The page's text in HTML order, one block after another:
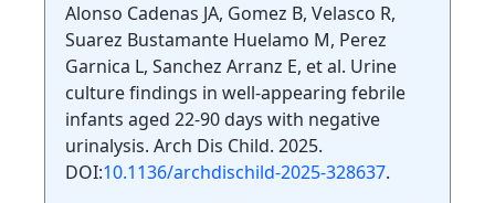
Alonso Cadenas JA, Gomez B, Velasco R,
Suarez Bustamante Huelamo M, Perez
Garnica L, Sanchez Arranz E, et al. Urine
culture findings in well-appearing febrile
infants aged 22-90 days with negative
urinalysis. Arch Dis Child. 2025.
DOI:10.1136/archdischild-2025-328637.